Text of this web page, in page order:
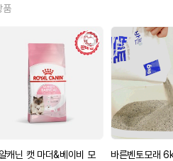
품
캐닌 캣 마더&베이비 모
바른벤토모래